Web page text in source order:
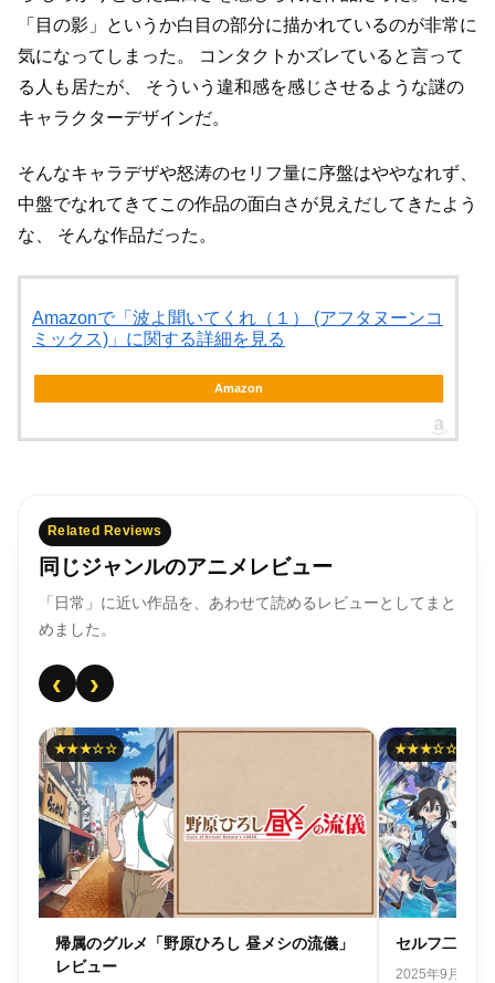
「目の影」というか白目の部分に描かれているのが非常に
気になってしまった。
コンタクトかズレていると言って
る人も居たが、
そういう違和感を感じさせるような謎の
キャラクターデザインだ。
そんなキャラデザや怒涛のセリフ量に序盤はややなれず、
中盤でなれてきてこの作品の面白さが見えだしてきたよう
な、
そんな作品だった。
Amazonで「波よ聞いてくれ（１） (アフタヌーンコ
ミックス)」に関する詳細を見る
Amazon
Related Reviews
同じジャンルのアニメレビュー
「日常」に近い作品を、あわせて読めるレビューとしてまと
めました。
‹ ›
★★★☆☆
セルフ二次創作「mono」レビュー
2025年9月7日
★★★☆☆
テレ東風旅番
つ旅 That’s